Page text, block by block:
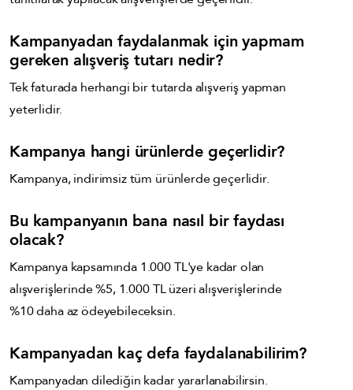
Kampanyadan faydalanmak için yapmam
gereken alışveriş tutarı nedir?
Tek faturada herhangi bir tutarda alışveriş yapman
yeterlidir.
Kampanya hangi ürünlerde geçerlidir?
Kampanya, indirimsiz tüm ürünlerde geçerlidir.
Bu kampanyanın bana nasıl bir faydası
olacak?
Kampanya kapsamında 1.000 TL'ye kadar olan
alışverişlerinde %5, 1.000 TL üzeri alışverişlerinde
%10 daha az ödeyebileceksin.
Kampanyadan kaç defa faydalanabilirim?
Kampanyadan dilediğin kadar yararlanabilirsin.